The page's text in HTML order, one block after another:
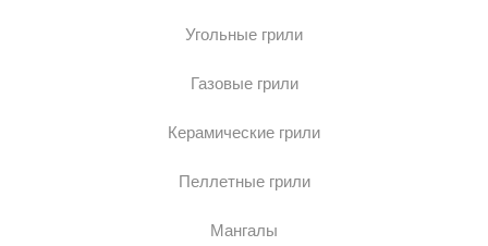
Угольные грили
Газовые грили
Керамические грили
Пеллетные грили
Мангалы